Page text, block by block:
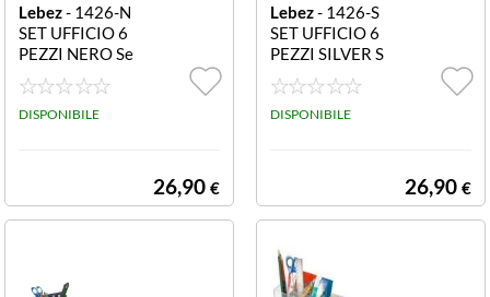
Lebez- 1426-N
SET UFFICIO 6
PEZZI NERO Se
t ufficio 6 pezzi
nero
DISPONIBILE
26,90 €
Lebez- 1426-S
SET UFFICIO 6
PEZZI SILVER S
et ufficio 6 pezzi
silver .
DISPONIBILE
26,90 €